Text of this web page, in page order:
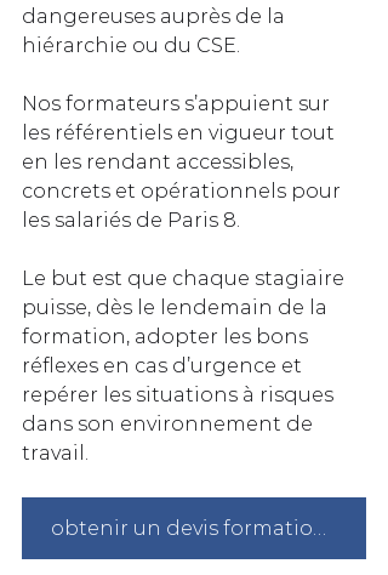
dangereuses auprès de la
hiérarchie ou du CSE.
Nos formateurs s’appuient sur
les référentiels en vigueur tout
en les rendant accessibles,
concrets et opérationnels pour
les salariés de Paris 8.
Le but est que chaque stagiaire
puisse, dès le lendemain de la
formation, adopter les bons
réflexes en cas d’urgence et
repérer les situations à risques
dans son environnement de
travail.